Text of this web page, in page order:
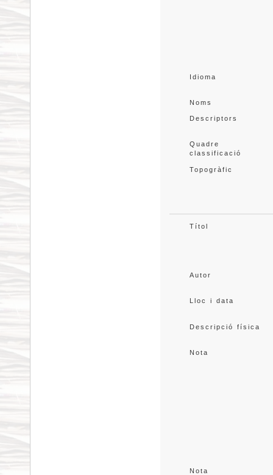
Idioma
Noms
Descriptors
Quadre
classificació
Topogràfic
Títol
Autor
Lloc i data
Descripció física
Nota
Nota